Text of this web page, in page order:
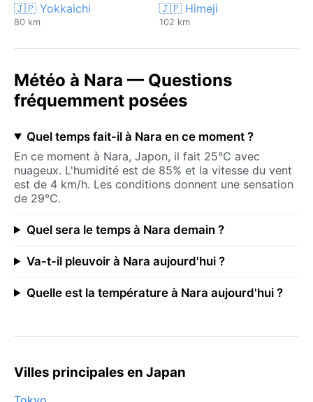
🇯🇵 Yokkaichi
80 km
🇯🇵 Himeji
102 km
Météo à Nara — Questions
fréquemment posées
Quel temps fait-il à Nara en ce moment ?
En ce moment à Nara, Japon, il fait 25°C avec
nuageux. L'humidité est de 85% et la vitesse du vent
est de 4 km/h. Les conditions donnent une sensation
de 29°C.
Quel sera le temps à Nara demain ?
Va-t-il pleuvoir à Nara aujourd'hui ?
Quelle est la température à Nara aujourd'hui ?
Villes principales en Japan